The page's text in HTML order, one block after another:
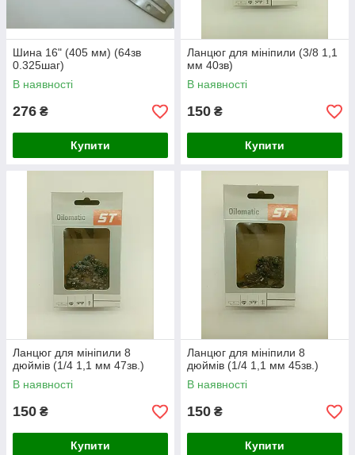
Шина 16" (405 мм) (64зв
0.325шаг)
В наявності
276 ₴
Купити
Ланцюг для мініпили (3/8 1,1
мм 40зв)
В наявності
150 ₴
Купити
Ланцюг для мініпили 8
дюймів (1/4 1,1 мм 47зв.)
В наявності
150 ₴
Купити
Ланцюг для мініпили 8
дюймів (1/4 1,1 мм 45зв.)
В наявності
150 ₴
Купити